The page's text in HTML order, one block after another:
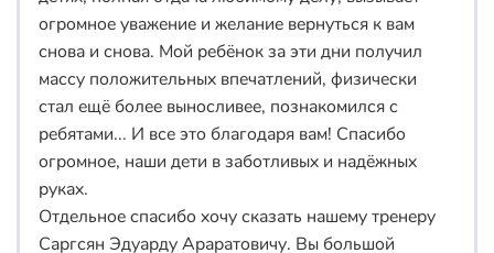
огромное уважение и желание вернуться к вам
снова и снова. Мой ребёнок за эти дни получил
массу положительных впечатлений, физически
стал ещё более выносливее, познакомился с
ребятами... И все это благодаря вам! Спасибо
огромное, наши дети в заботливых и надёжных
руках.
Отдельное спасибо хочу сказать нашему тренеру
Саргсян Эдуарду Араратовичу. Вы большой